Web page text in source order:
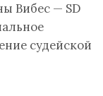
Вибес — SD
судейской